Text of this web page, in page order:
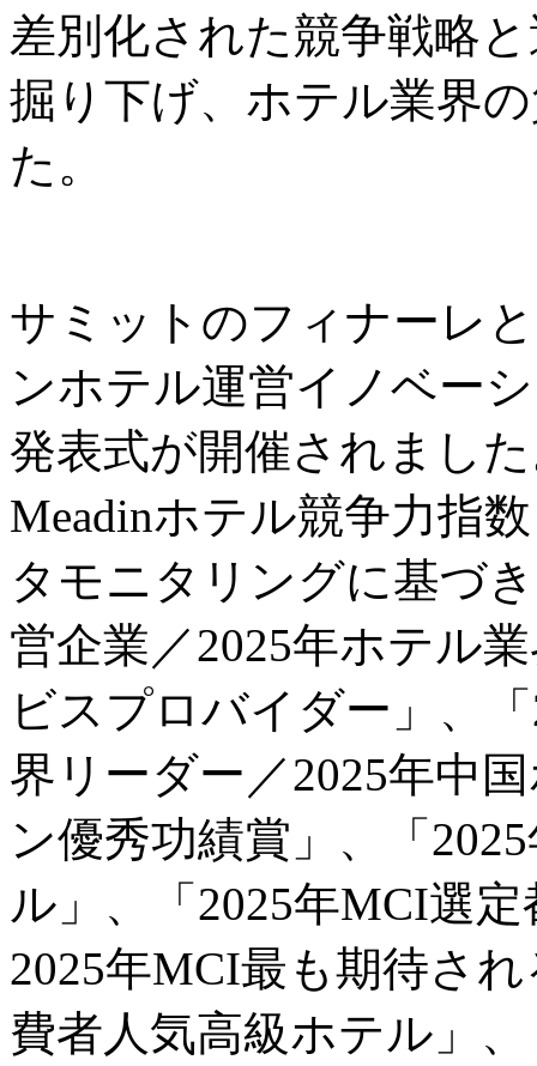
差別化された競争戦略
掘り下げ、ホテル業界
た。
サミットのフィナーレ
ンホテル運営イノベー
発表式が開催されまし
Meadinホテル競争力指
タモニタリングに基づ
営企業／2025年ホテル
ビスプロバイダー」、
界リーダー／2025年中
ン優秀功績賞」、「
ル」、「2025年MCI選
2025年MCI最も期待さ
費者人気高級ホテル」